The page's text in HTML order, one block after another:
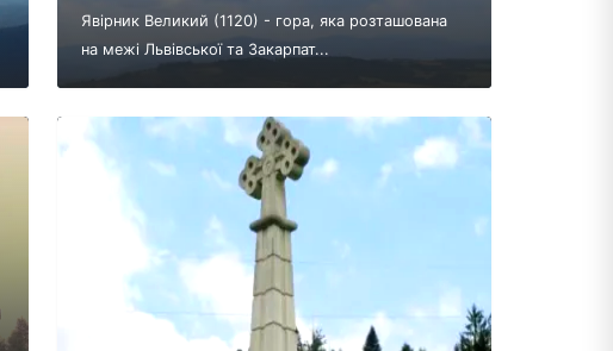
Явірник Великий (1120) - гора, яка розташована
на межі Львівської та Закарпат...